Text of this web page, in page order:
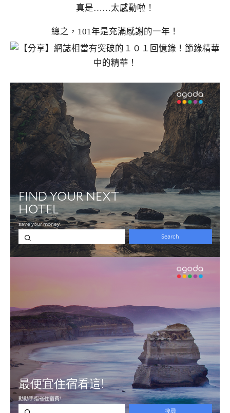
真是……太感動啦！
總之，101年是充滿感謝的一年！